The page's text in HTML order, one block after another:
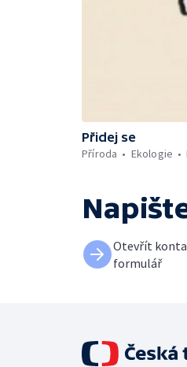
Přidej se
Příroda
Ekologie
Otevřít
formulář